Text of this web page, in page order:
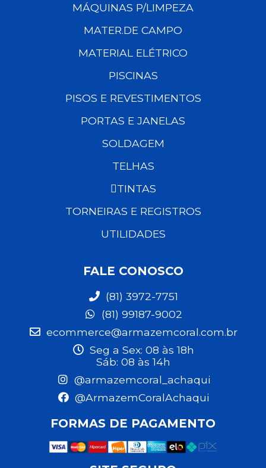
MÁQUINAS P/LIMPEZA
MATER.DE CAMPO
MATERIAL ELÉTRICO
PISCINAS
PISOS E REVESTIMENTOS
PORTAS E JANELAS
SOLDAGEM
TELHAS
TINTAS
TORNEIRAS E REGISTROS
UTILIDADES
FALE CONOSCO
(81) 3972-7751
(81) 99187-9002
ecommerce@armazemcoral.com.br
Seg a Sex: 08 às 18h
Sáb: 08 às 14h
@armazemcoral_achaqui
@ArmazemCoralAchaqui
FORMAS DE PAGAMENTO